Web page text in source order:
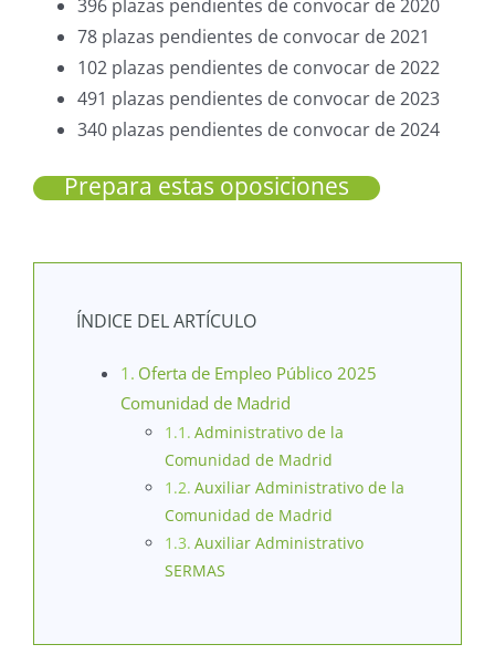
396 plazas pendientes de convocar de 2020
78 plazas pendientes de convocar de 2021
102 plazas pendientes de convocar de 2022
491 plazas pendientes de convocar de 2023
340 plazas pendientes de convocar de 2024
Prepara estas oposiciones
ÍNDICE DEL ARTÍCULO
Oferta de Empleo Público 2025
Comunidad de Madrid
Administrativo de la
Comunidad de Madrid
Auxiliar Administrativo de la
Comunidad de Madrid
Auxiliar Administrativo
SERMAS